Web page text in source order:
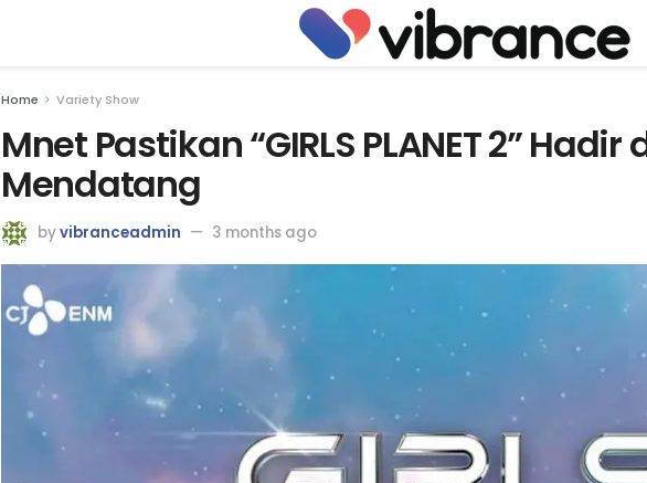
Home Variety Show
Mnet Pastikan “GIRLS PLANET 2” Hadir
Mendatang
byvibranceadmin 3 months ago